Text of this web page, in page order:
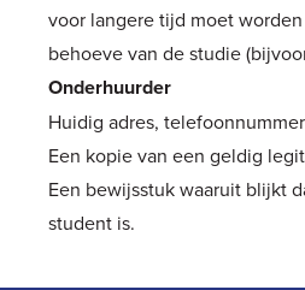
voor langere tijd moet
behoeve van de studie
Onderhuurder
Huidig adres,
Een kopie van een geldig
Een bewijsstuk waaruit blijkt
student is.